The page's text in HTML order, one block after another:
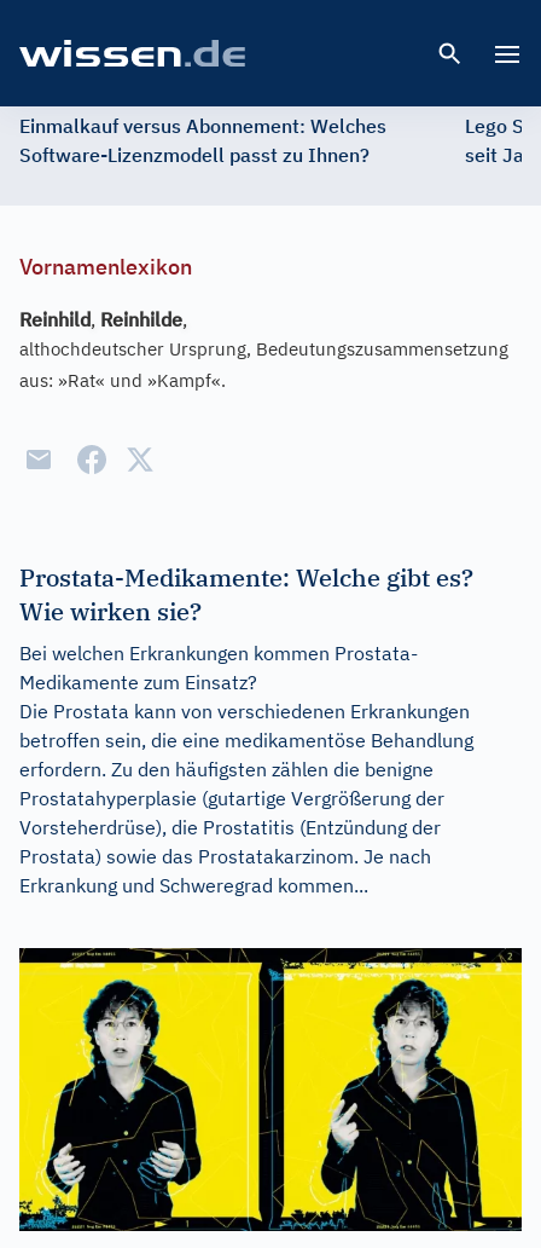
Einmalkauf versus Abonnement: Welches
Software-Lizenzmodell passt zu Ihnen?
Lego
seit
Vornamenlexikon
Reinhild, Reinhilde,
althochdeutscher Ursprung, Bedeutungszusammensetzung
aus: »Rat« und »Kampf«.
Prostata-Medikamente: Welche gibt es?
Wie wirken sie?
Bei welchen Erkrankungen kommen Prostata-
Medikamente zum Einsatz?
Die Prostata kann von verschiedenen Erkrankungen
betroffen sein, die eine medikamentöse Behandlung
erfordern. Zu den häufigsten zählen die benigne
Prostatahyperplasie (gutartige Vergrößerung der
Vorsteherdrüse), die Prostatitis (Entzündung der
Prostata) sowie das Prostatakarzinom. Je nach
Erkrankung und Schweregrad kommen...